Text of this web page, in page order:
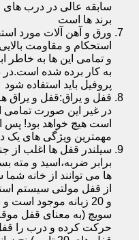
سابقه عالی در درب
برند ها است
ورق و آهن آلات مورد
استحکام و مقاومت
و تمامی این ها به خاطر
به کار برده شده
پروفیل باید استفاده شود
قفل و یراق:قفل و یراق
در غیر این صورت تمامی
است هیچ خواهد بود! پس
مهمترین ویژگی های
سیلندر قفل ها اغلب از
برابر ضربه،اسید و مته
ها می توانند از خانه
و 20 زبانه موجود
سویچ (به معنای قفل
حرکت کرده و درب را